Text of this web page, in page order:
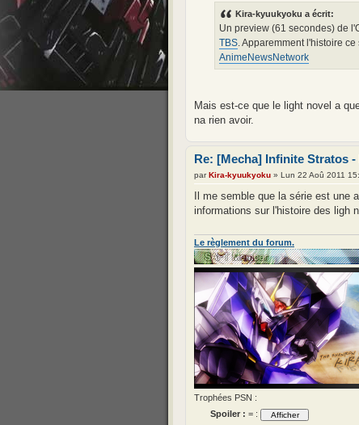
Kira-kyuukyoku a écrit:
Un preview (61 secondes) de
TBS. Apparemment l'histoire
AnimeNewsNetwork
Mais est-ce que le light novel a
na rien avoir.
Re: [Mecha] Infinite Stratos -
parKira-kyuukyoku » Lun 22 Aoû 2011
Il me semble que la série est
informations sur l'histoire des ligh
Le règlement du forum.
Trophées PSN :
Spoiler : = :